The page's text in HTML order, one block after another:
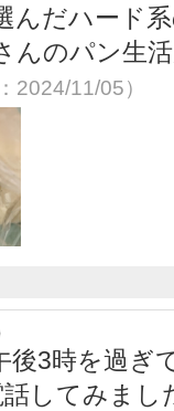
んだハード
んのパン生
2024/11/05）
後3時を過ぎ
してみまし